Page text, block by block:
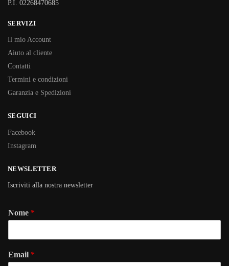
P.I. 02268470685
SERVIZI
Il mio Account
Aiuto al cliente
Contatti
Termini e condizioni
Garanzia e Spedizioni
SEGUICI
Facebook
Instagram
NEWSLETTER
Iscriviti alla nostra newsletter
Nome *
Email *